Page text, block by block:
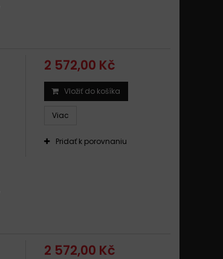
2 572,00 Kč
Vložiť do košíka
Viac
Pridať k porovnaniu
2 572,00 Kč